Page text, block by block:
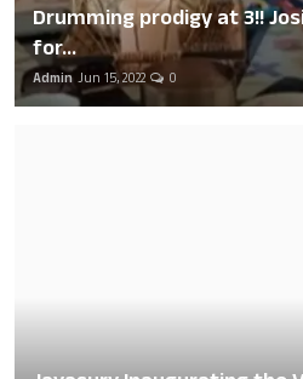
Drumming prodigy at 3!!
for...
Admin Jun 15, 2022 0